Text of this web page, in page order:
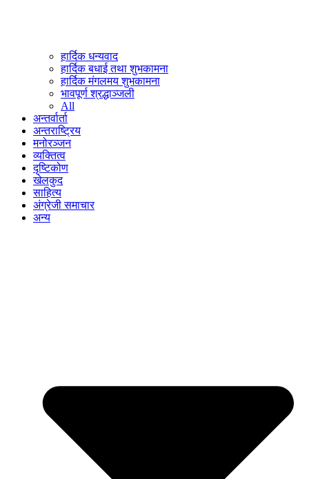
हार्दिक धन्यवाद
हार्दिक बधाई तथा शुभकामना
हार्दिक मंगलमय शुभकामना
भावपूर्ण श्रद्धाञ्जली
All
अन्तर्वार्ता
अन्तराष्ट्रिय
मनोरञ्जन
व्यक्तित्व
दृष्टिकोण
खेलकुद
साहित्य
अंग्रेजी समाचार
अन्य